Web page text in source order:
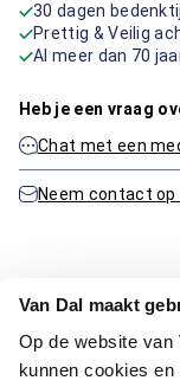
Van Dal maakt
Op de website van
kunnen cookies
30 dagen
Prettig & Veilig
Al meer dan 70
Heb je een vraag
Chat met een
Neem contact op
Artikelnummer
Kleur: